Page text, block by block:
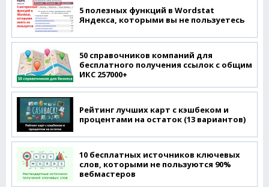
5 полезных функций в Wordstat
Яндекса, которыми вы не пользуетесь
50 справочников компаний для
бесплатного получения ссылок с общим
ИКС 257000+
Рейтинг лучших карт с кэшбеком и
процентами на остаток (13 вариантов)
10 бесплатных источников ключевых
слов, которыми не пользуются 90%
вебмастеров